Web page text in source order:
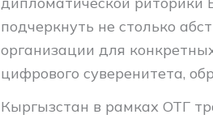
подчеркнуть не столько
организации для
цифрового суверенитета,
Кыргызстан в рамках ОТГ